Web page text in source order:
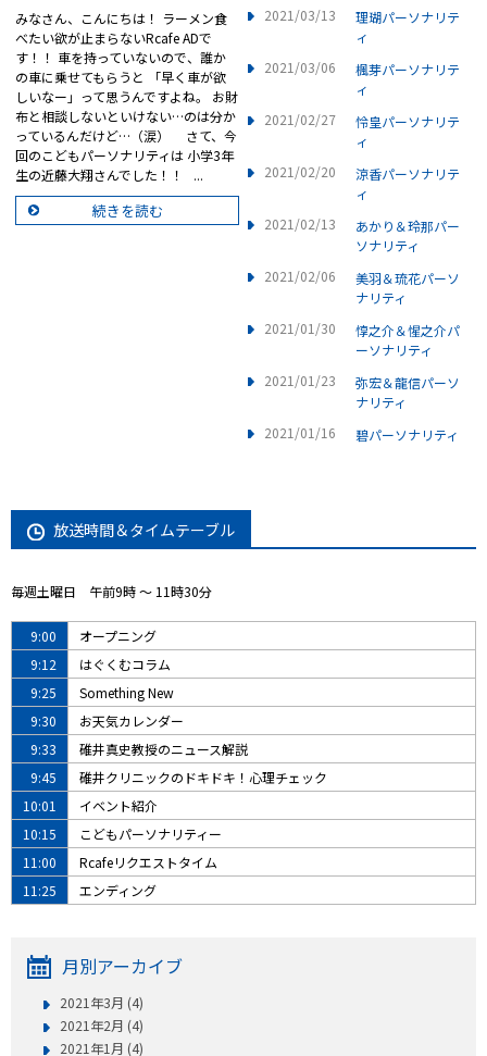
みなさん、こんにちは！ ラーメン食
べたい欲が止まらないRcafe ADで
す！！ 車を持っていないので、誰か
の車に乗せてもらうと 「早く車が欲
しいなー」って思うんですよね。 お財
布と相談しないといけない…のは分か
っているんだけど…（涙） さて、今
回のこどもパーソナリティは 小学3年
生の近藤大翔さんでした！！ ...
続きを読む
2021/03/13
理瑚パーソナリテ
ィ
2021/03/06
楓芽パーソナリテ
ィ
2021/02/27
怜皇パーソナリテ
ィ
2021/02/20
涼香パーソナリテ
ィ
2021/02/13
あかり＆玲那パー
ソナリティ
2021/02/06
美羽＆琉花パーソ
ナリティ
2021/01/30
惇之介＆惺之介パ
ーソナリティ
2021/01/23
弥宏＆龍信パーソ
ナリティ
2021/01/16
碧パーソナリティ
放送時間＆タイムテーブル
毎週土曜日 午前9時 ～ 11時30分
9:00
オープニング
9:12
はぐくむコラム
9:25
Something New
9:30
お天気カレンダー
9:33
碓井真史教授のニュース解説
9:45
碓井クリニックのドキドキ！心理チェック
10:01
イベント紹介
10:15
こどもパーソナリティー
11:00
Rcafeリクエストタイム
11:25
エンディング
月別アーカイブ
2021年3月 (4)
2021年2月 (4)
2021年1月 (4)